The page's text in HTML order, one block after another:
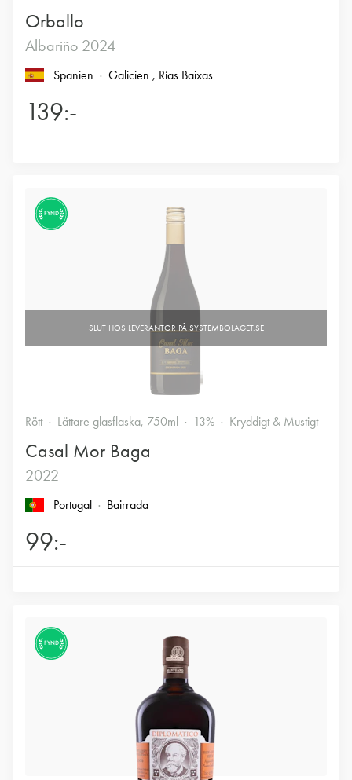
Orballo
Albariño 2024
Spanien Galicien , Rías Baixas
139:-
FYND
Rött Lättare glasflaska, 750ml 13% Kryddigt & Mustigt
Casal Mor Baga
2022
Portugal Bairrada
99:-
FYND